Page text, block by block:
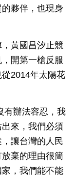
夥伴，也現身
黃國昌汐止競
開第一槍反服
2014年太陽花
有辦法容忍，我
來，我們必須
讓台灣的人民
棄的理由很簡
，我們能不能